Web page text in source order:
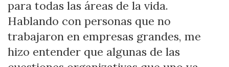
para todas las áreas de la vida.
Hablando con personas que no
trabajaron en empresas grandes, me
hizo entender que algunas de las